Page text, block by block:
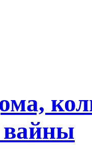
вайны